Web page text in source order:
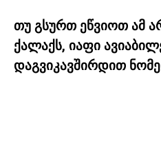
თუ გსურთ ეწვიოთ ამ
ქალაქს, იაფი
დაგვიკავშირდით